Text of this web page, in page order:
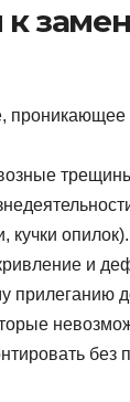
к
проникающее
кучки опилок).
и
прилеганию
без